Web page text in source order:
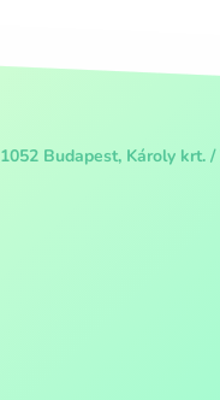
1052 Budapest, Károly krt.